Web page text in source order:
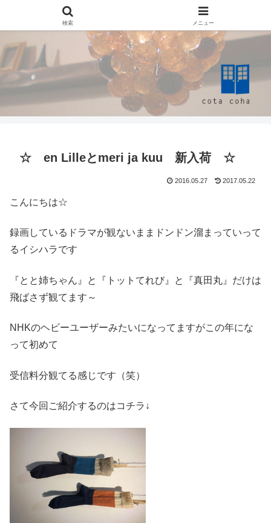
☆ en Lilleとmeri ja kuu 新入荷 ☆
2016.05.27 2017.05.22
こんにちは☆
録画しているドラマが観ないままドンドン溜まっていって
るイシハラです
『とと姉ちゃん』と『トットてれび』と『真田丸』だけは
飛ばさず観てます～
NHKのヘビーユーザーみたいになってますがこの年にな
って初めて
受信料分観てる感じです（笑）
さて今回ご紹介するのはコチラ↓
検索 メニュー